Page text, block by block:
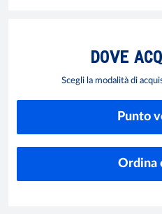
DOVE
Scegli la modalità di
Punto
Ordina